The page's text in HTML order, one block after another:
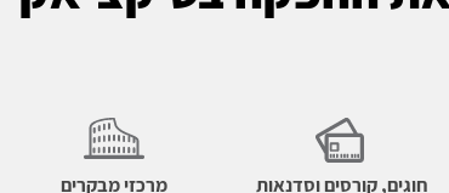
חוגים, קורסים וסדנאות מרכזי מבקרים